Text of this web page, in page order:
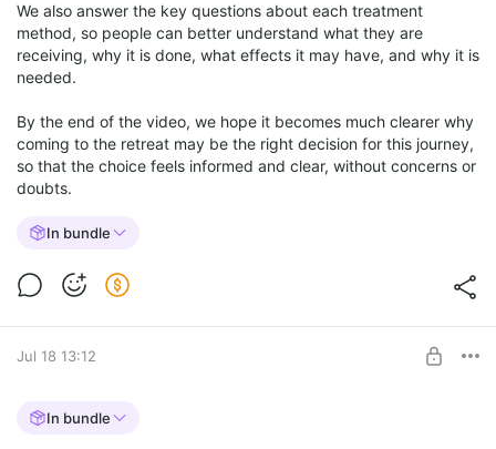
We also answer the key questions about each treatment
method, so people can better understand what they are
receiving, why it is done, what effects it may have, and why it is
needed.
By the end of the video, we hope it becomes much clearer why
coming to the retreat may be the right decision for this journey,
so that the choice feels informed and clear, without concerns or
doubts.
In bundle
Jul 18 13:12
Q&A Group Zoom Meeting with Doctor
In bundle